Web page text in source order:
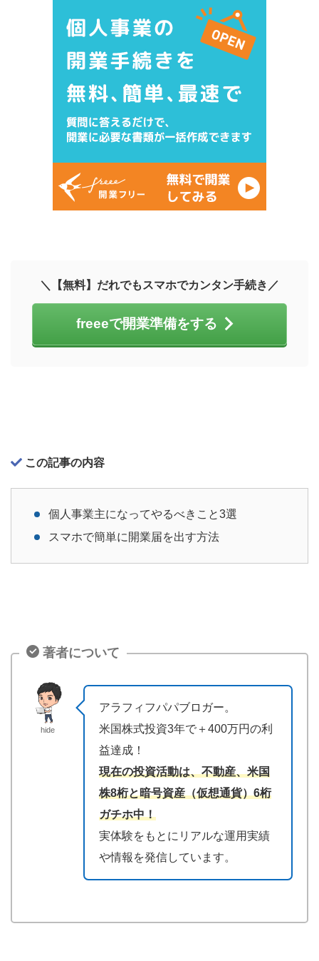
＼【無料】だれでもスマホでカンタン手続き／
freeeで開業準備をする
この記事の内容
個人事業主になってやるべきこと3選
スマホで簡単に開業届を出す方法
著者について
hide
アラフィフパパブロガー。
米国株式投資3年で＋400万円の利
益達成！
現在の投資活動は、不動産、米国
株8桁と暗号資産（仮想通貨）6桁
ガチホ中！
実体験をもとにリアルな運用実績
や情報を発信しています。